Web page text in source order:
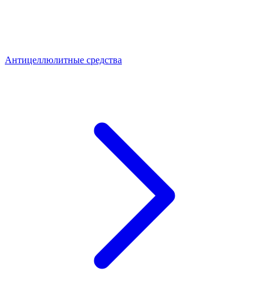
Антицеллюлитные средства